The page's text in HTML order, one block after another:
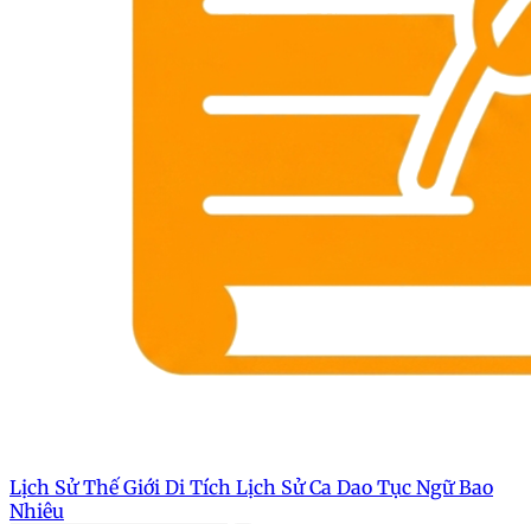
Lịch Sử Thế Giới Di Tích Lịch SửCa Dao Tục NgữBao
Nhiêu